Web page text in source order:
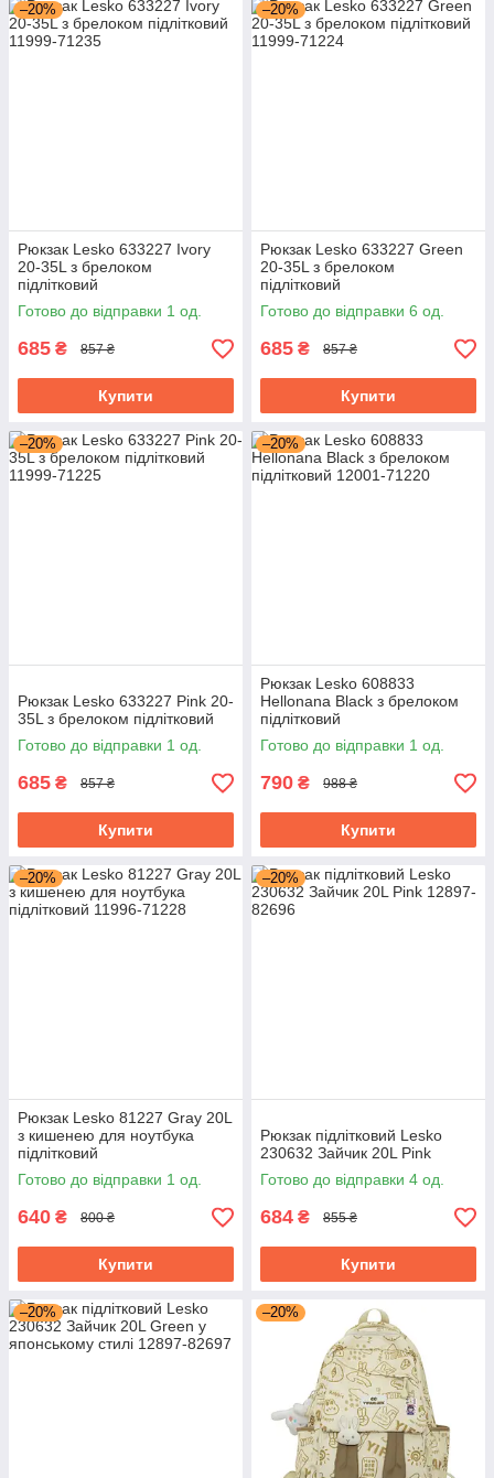
–20%
Рюкзак Lesko 633227 Ivory
20-35L з брелоком
підлітковий
Готово до відправки 1 од.
685 ₴ 857 ₴
Купити
–20%
Рюкзак Lesko 633227 Green
20-35L з брелоком
підлітковий
Готово до відправки 6 од.
685 ₴ 857 ₴
Купити
–20%
Рюкзак Lesko 633227 Pink 20-
35L з брелоком підлітковий
Готово до відправки 1 од.
685 ₴ 857 ₴
Купити
–20%
Рюкзак Lesko 608833
Hellonana Black з брелоком
підлітковий
Готово до відправки 1 од.
790 ₴ 988 ₴
Купити
–20%
Рюкзак Lesko 81227 Gray 20L
з кишенею для ноутбука
підлітковий
Готово до відправки 1 од.
640 ₴ 800 ₴
Купити
–20%
Рюкзак підлітковий Lesko
230632 Зайчик 20L Pink
Готово до відправки 4 од.
684 ₴ 855 ₴
Купити
–20% –20%